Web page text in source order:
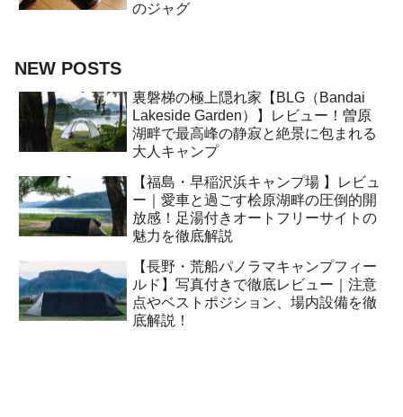
のジャグ
NEW POSTS
裏磐梯の極上隠れ家【BLG（Bandai
Lakeside Garden）】レビュー！曽原
湖畔で最高峰の静寂と絶景に包まれる
大人キャンプ
【福島・早稲沢浜キャンプ場 】レビュ
ー｜愛車と過ごす桧原湖畔の圧倒的開
放感！足湯付きオートフリーサイトの
魅力を徹底解説
【長野・荒船パノラマキャンプフィー
ルド】写真付きで徹底レビュー｜注意
点やベストポジション、場内設備を徹
底解説！